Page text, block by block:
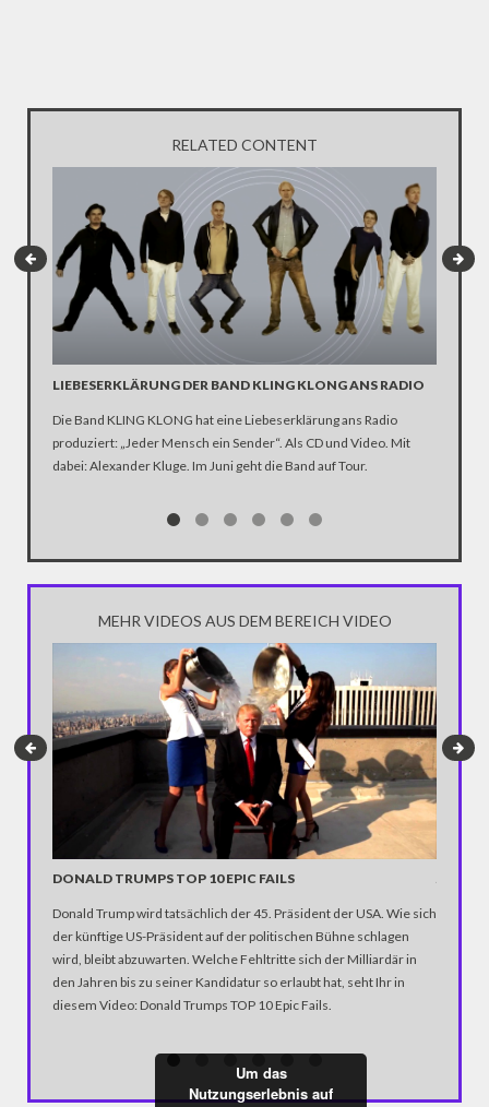
RELATED CONTENT
LIEBESERKLÄRUNG DER BAND KLING KLONG ANS RADIO
Die Band KLING KLONG hat eine Liebeserklärung ans Radio
produziert: „Jeder Mensch ein Sender“. Als CD und Video. Mit
dabei: Alexander Kluge. Im Juni geht die Band auf Tour.
MEHR VIDEOS AUS DEM BEREICH VIDEO
DONALD TRUMPS TOP 10 EPIC FAILS
Donald Trump wird tatsächlich der 45. Präsident der USA. Wie sich
der künftige US-Präsident auf der politischen Bühne schlagen
wird, bleibt abzuwarten. Welche Fehltritte sich der Milliardär in
den Jahren bis zu seiner Kandidatur so erlaubt hat, seht Ihr in
diesem Video: Donald Trumps TOP 10 Epic Fails.
Um das
Nutzungserlebnis auf